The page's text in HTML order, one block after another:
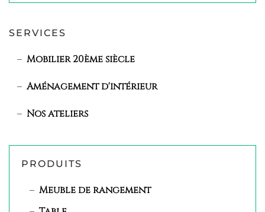
SERVICES
Mobilier 20ème siècle
Aménagement d'intérieur
Nos ateliers
PRODUITS
Meuble de rangement